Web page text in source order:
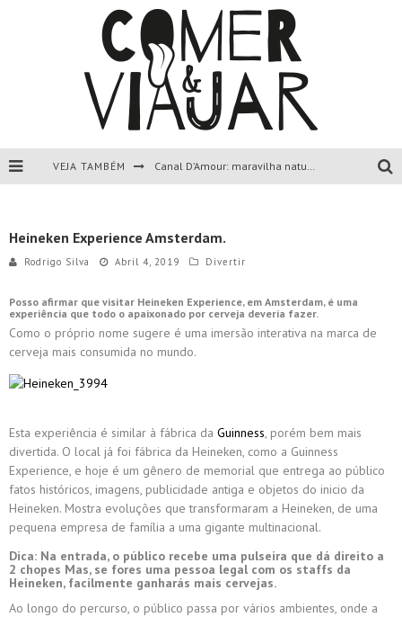
VEJA TAMBÉM Canal D’Amour: maravilha natural de Corfu, Grécia.
Paleokastritsa, Corfu, Grécia.
Heineken Experience Amsterdam.
Rodrigo Silva Abril 4, 2019 Divertir
Posso afirmar que visitar Heineken Experience, em Amsterdam, é uma
experiência que todo o apaixonado por cerveja deveria fazer.
Como o próprio nome sugere é uma imersão interativa na marca de
cerveja mais consumida no mundo.
Esta experiência é similar à fábrica da Guinness, porém bem mais
divertida. O local já foi fábrica da Heineken, como a Guinness
Experience, e hoje é um gênero de memorial que entrega ao público
fatos históricos, imagens, publicidade antiga e objetos do inicio da
Heineken. Mostra evoluções que transformaram a Heineken, de uma
pequena empresa de família a uma gigante multinacional.
Dica: Na entrada, o público recebe uma pulseira que dá direito a
2 chopes Mas, se fores uma pessoa legal com os staffs da
Heineken, facilmente ganharás mais cervejas.
Ao longo do percurso, o público passa por vários ambientes, onde a